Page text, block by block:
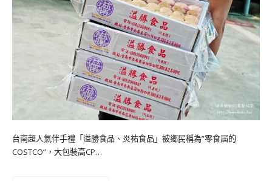
台南超人氣伴手禮「溢勝食品、炎祐食品」被鄉民稱為”零食屆的
COSTCO”，大包裝高CP…